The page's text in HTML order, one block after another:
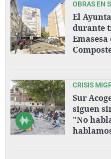
OBRAS EN
El
durante
Emasesa
CRISIS
Sur
siguen
"No